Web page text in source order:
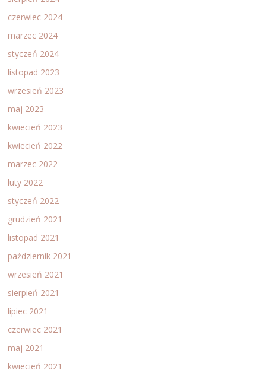
czerwiec 2024
marzec 2024
styczeń 2024
listopad 2023
wrzesień 2023
maj 2023
kwiecień 2023
kwiecień 2022
marzec 2022
luty 2022
styczeń 2022
grudzień 2021
listopad 2021
październik 2021
wrzesień 2021
sierpień 2021
lipiec 2021
czerwiec 2021
maj 2021
kwiecień 2021